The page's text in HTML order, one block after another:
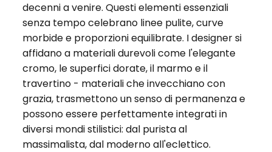
decenni a venire. Questi elementi essenziali
senza tempo celebrano linee pulite, curve
morbide e proporzioni equilibrate. I designer si
affidano a materiali durevoli come l'elegante
cromo, le superfici dorate, il marmo e il
travertino - materiali che invecchiano con
grazia, trasmettono un senso di permanenza e
possono essere perfettamente integrati in
diversi mondi stilistici: dal purista al
massimalista, dal moderno all'eclettico.